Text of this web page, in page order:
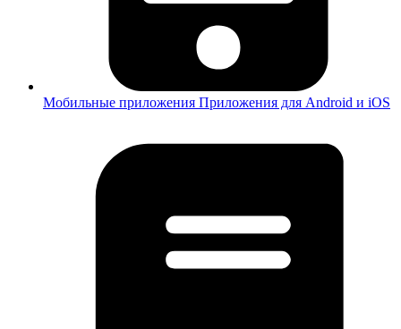
Мобильные приложения Приложения для Android и iOS